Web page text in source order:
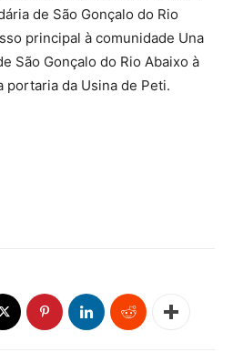
de São Gonçalo do Rio
principal à comunidade Una
São Gonçalo do Rio Abaixo à
portaria da Usina de Peti.